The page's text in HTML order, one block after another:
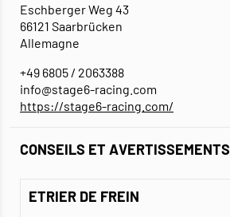
Eschberger Weg 43
66121 Saarbrücken
Allemagne
+49 6805 / 2063388
info@stage6-racing.com
https://stage6-racing.com/
CONSEILS ET AVERTISSEMENTS
ETRIER DE FREIN